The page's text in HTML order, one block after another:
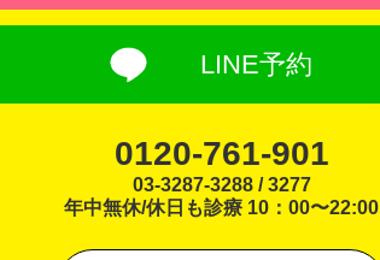
LINE予約
0120-761-901
03-3287-3288 / 3277
年中無休/休日も診療 10：00〜22:00